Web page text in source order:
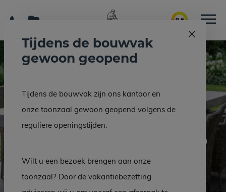
9.6
Natuursteen
tuintafel
Duurzame maatwerk tafel voor uw tuin
Tijdens de bouwvak
gewoon geopend
Tijdens de bouwvak zijn ons kantoor en
onze toonzaal gewoon geopend volgens de
reguliere openingstijden.
Wilt u een bezoek brengen aan onze
toonzaal? Door de vakantiebezetting